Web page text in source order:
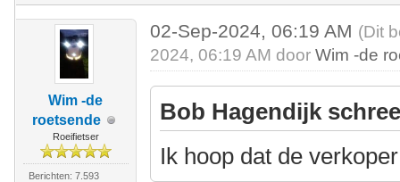
Wim -de
roetsende
Roeifietser
Berichten: 7.593
02-Sep-2024, 06:19 AM (Dit
2024, 06:19 AM doorWim -de
Bob Hagendijk
Ik hoop dat de